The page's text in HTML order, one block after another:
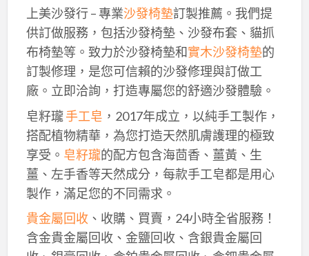
上美沙發行 – 專業沙發椅墊訂製推薦。我們提
供訂做服務，包括沙發椅墊、沙發布套、貓抓
布椅墊等。致力於沙發椅墊和實木沙發椅墊的
訂製修理，是您可信賴的沙發修理與訂做工
廠。立即洽詢，打造專屬您的舒適沙發體驗。
皂籽瓏手工皂 ，2017年成立，以純手工製作，
搭配植物精華，為您打造天然肌膚護理的極致
享受。 皂籽瓏的配方包含海茴香、薑黃、生
薑、左手香等天然成分，每款手工皂都是用心
製作，滿足您的不同需求。
貴金屬回收、收購、買賣，24小時全省服務！
含金貴金屬回收、金鹽回收、含銀貴金屬回